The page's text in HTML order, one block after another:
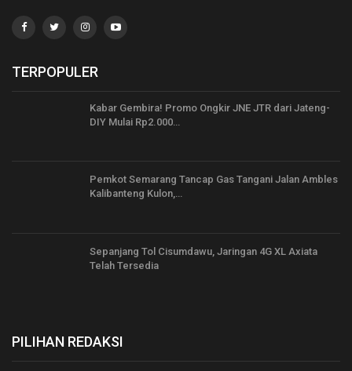
TERPOPULER
Kabar Gembira! Promo Ongkir JNE JTR dari Jateng-
DIY Mulai Rp2.000…
Pemkot Semarang Tancap Gas Tangani Jalan Ambles
Kalibanteng Kulon,…
Sepanjang Tol Cisumdawu, Jaringan 4G XL Axiata
Telah Tersedia
PILIHAN REDAKSI